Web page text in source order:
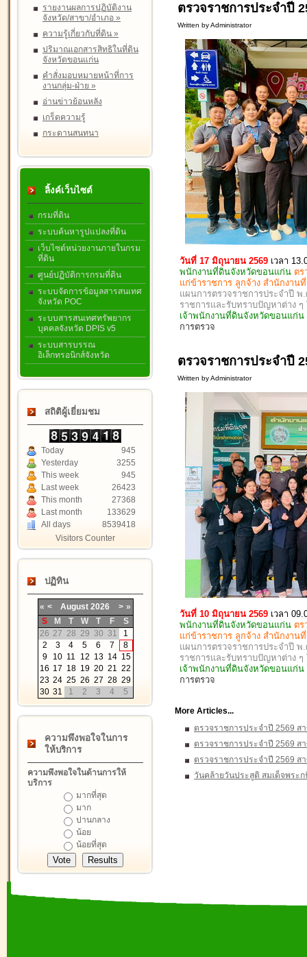
รายงานผลการปฏิบัติงาน
จังหวัด/สาขา/อำเภอ »
ความรู้เกี่ยวกับที่ดิน »
ปริมาณเอกสารสิทธิในที่ดิน
จังหวัดขอนแก่น
คำสั่งมอบหมายหน้าที่การ
งานกลุ่ม-ฝ่าย »
อ่านข่าวย้อนหลัง
เกร็ดความรู้
กระดานสนทนา
ลิ้งค์เว็บไซต์
กรมที่ดิน
ระบบค้นหารูปแปลงที่ดิน
เว็บไซต์หน่วยงานภายในกรม
ที่ดิน
ศูนย์ปฏิบัติการกรมที่ดิน
ระบบจัดการข้อมูลสารสนเทศ
จังหวัด POC
ระบบสารสนเทศทรัพยากร
บุคคลจังหวัด DPIS v5
ระบบสารบรรณ
อิเล็กทรอนิกส์จังหวัด
สถิติผู้เยี่ยมชม
Today
945
Yesterday
3255
This week
945
Last week
26423
This month
27368
Last month
133629
All days
8539418
Visitors Counter
ปฏิทิน
« < August 2026 > »
S
M T W T F
S
26 27 28 29 30 31
1
2
3 4 5 6 7
8
9
10 11 12 13 14 15
16 17 18 19 20 21 22
23 24 25 26 27 28 29
30 31 1 2 3 4 5
ความพึงพอใจในการ
ให้บริการ
ความพึงพอใจในด้านการให้
บริการ
มากที่สุด
มาก
ปานกลาง
น้อย
น้อยที่สุด
ตรวจราชการประจำปี
Written by Administrator
วันที่ 17 มิถุนายน 2569 เวลา
พนักงานที่ดินจังหวัดขอนแก่น ตร
แก่ข้าราชการ ลูกจ้าง สำนักงา
แผนการตรวจราชการประจำปี พ
ราชการและรับทราบปัญหาต่าง
เจ้าพนักงานที่ดินจังหวัดขอนแก่
การตรวจ
ตรวจราชการประจำปี
Written by Administrator
วันที่ 10 มิถุนายน 2569 เวลา
พนักงานที่ดินจังหวัดขอนแก่น ตร
แก่ข้าราชการ ลูกจ้าง สำนักงา
แผนการตรวจราชการประจำปี พ
ราชการและรับทราบปัญหาต่าง
เจ้าพนักงานที่ดินจังหวัดขอนแก่
การตรวจ
More Articles...
ตรวจราชการประจำปี 2569 ส
ตรวจราชการประจำปี 2569 ส
ตรวจราชการประจำปี 2569 ส
วันคล้ายวันประสูติ สมเด็จพระก